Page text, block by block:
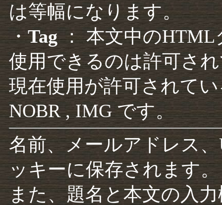
は等幅になります。
・Tag： 本文中のHTML
使用できるのは許可さ
現在使用が許可されて
NOBR , IMG です。
名前、メールアドレス
ッキーに保存されます。
また、題名と本文の入